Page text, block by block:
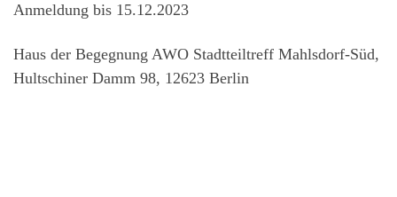
Anmeldung bis 15.12.2023
Haus der Begegnung AWO Stadtteiltreff Mahlsdorf-Süd,
Hultschiner Damm 98, 12623 Berlin